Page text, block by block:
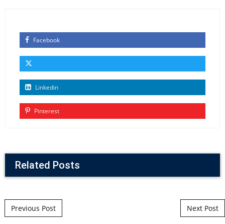
Facebook
Linkedin
Pinterest
Related Posts
Post navigation
Previous Post Next Post